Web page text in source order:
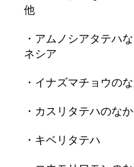
他
・アムノシアタテ
ネシア
・イナズマチョウ
・カスリタテハ
・キベリタテ